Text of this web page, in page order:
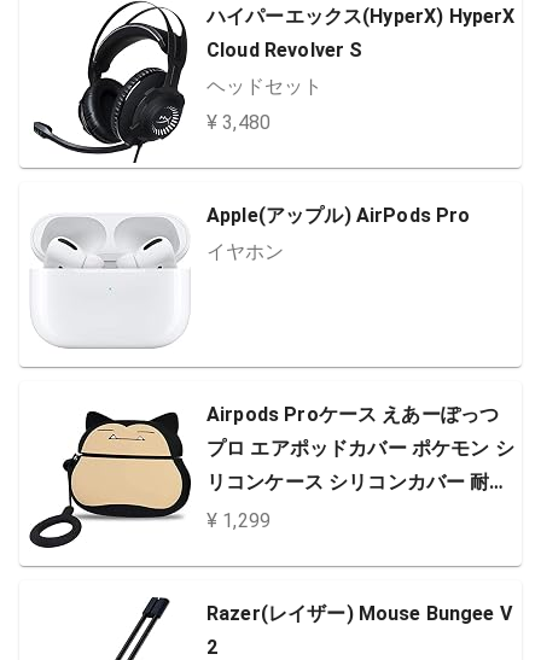
ハイパーエックス(HyperX) HyperX
Cloud Revolver S
ヘッドセット
¥ 3,480
Apple(アップル) AirPods Pro
イヤホン
Airpods Proケース えあーぽっつ
プロ エアポッドカバー ポケモン シ
リコンケース シリコンカバー 耐衝
撃/全面保護/充電可能/収納/紛失防
¥ 1,299
Razer(レイザー) Mouse Bungee V
2